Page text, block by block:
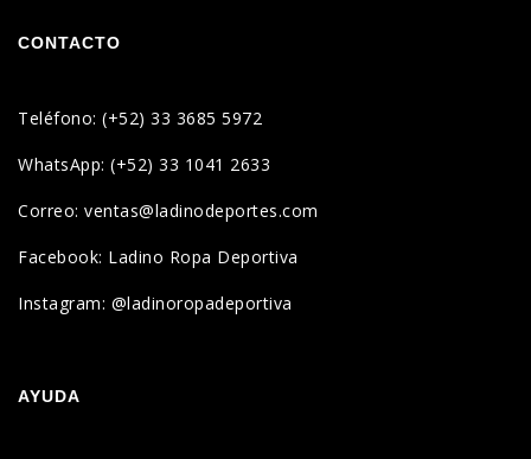
CONTACTO
Teléfono: (+52) 33 3685 5972
WhatsApp: (+52) 33 1041 2633
Correo: ventas@ladinodeportes.com
Facebook: Ladino Ropa Deportiva
Instagram: @ladinoropadeportiva
AYUDA